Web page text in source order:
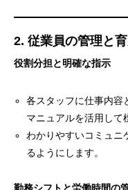
2. 従業員の管理と
役割分担と明確な指示
各スタッフに仕事内容
マニュアルを活用して
わかりやすいコミュニ
るようにします。